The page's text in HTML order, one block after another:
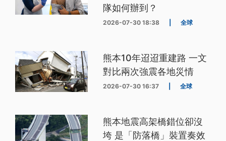
隊如何辦到？
2026-07-30 18:38 全球
熊本10年迢迢重建路 一文
對比兩次強震各地災情
2026-07-30 16:37 全球
熊本地震高架橋錯位卻沒
垮 是「防落橋」裝置奏效